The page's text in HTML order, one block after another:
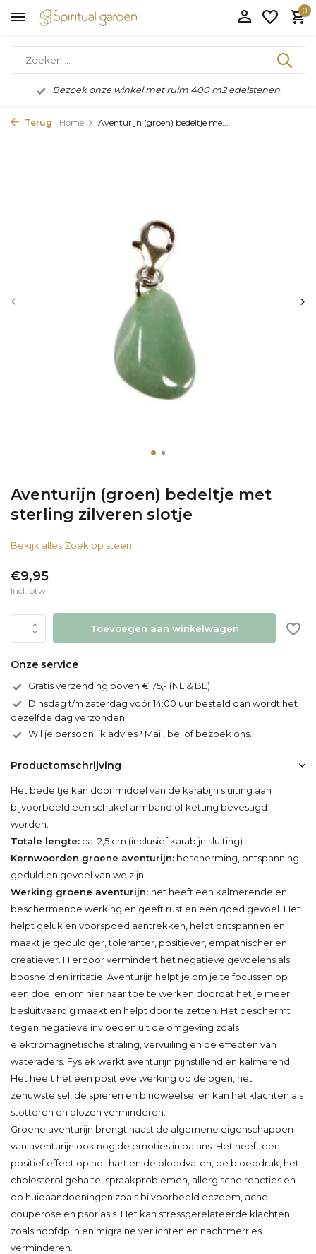
0
Bezoek onze winkel met ruim 400 m2 edelstenen.
Terug Home Aventurijn (groen) bedeltje me...
Aventurijn (groen) bedeltje met
sterling zilveren slotje
Bekijk alles Zoek op steen
€9,95
Incl. btw
Toevoegen aan winkelwagen
Onze service
Gratis verzending boven € 75,- (NL & BE)
Dinsdag t/m zaterdag vóór 14:00 uur besteld dan wordt het
dezelfde dag verzonden.
Wil je persoonlijk advies? Mail, bel of bezoek ons.
Productomschrijving
Het bedeltje kan door middel van de karabijn sluiting aan
bijvoorbeeld een schakel armband of ketting bevestigd
worden.
Totale lengte: ca. 2,5 cm (inclusief karabijn sluiting).
Kernwoorden groene aventurijn: bescherming, ontspanning,
geduld en gevoel van welzijn.
Werking groene aventurijn: het heeft een kalmerende en
beschermende werking en geeft rust en een goed gevoel. Het
helpt geluk en voorspoed aantrekken, helpt ontspannen en
maakt je geduldiger, toleranter, positiever, empathischer en
creatiever. Hierdoor vermindert het negatieve gevoelens als
boosheid en irritatie. Aventurijn helpt je om je te focussen op
een doel en om hier naar toe te werken doordat het je meer
besluitvaardig maakt en helpt door te zetten. Het beschermt
tegen negatieve invloeden uit de omgeving zoals
elektromagnetische straling, vervuiling en de effecten van
wateraders. Fysiek werkt aventurijn pijnstillend en kalmerend.
Het heeft het een positieve werking op de ogen, het
zenuwstelsel, de spieren en bindweefsel en kan het klachten als
stotteren en blozen verminderen.
Groene aventurijn brengt naast de algemene eigenschappen
van aventurijn ook nog de emoties in balans. Het heeft een
positief effect op het hart en de bloedvaten, de bloeddruk, het
cholesterol gehalte, spraakproblemen, allergische reacties en
op huidaandoeningen zoals bijvoorbeeld eczeem, acne,
couperose en psoriasis. Het kan stressgerelateerde klachten
zoals hoofdpijn en migraine verlichten en nachtmerries
verminderen.